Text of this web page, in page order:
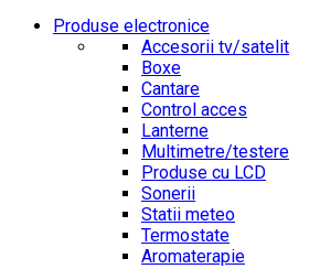
Produse electronice
Accesorii tv/satelit
Boxe
Cantare
Control acces
Lanterne
Multimetre/testere
Produse cu LCD
Sonerii
Statii meteo
Termostate
Aromaterapie